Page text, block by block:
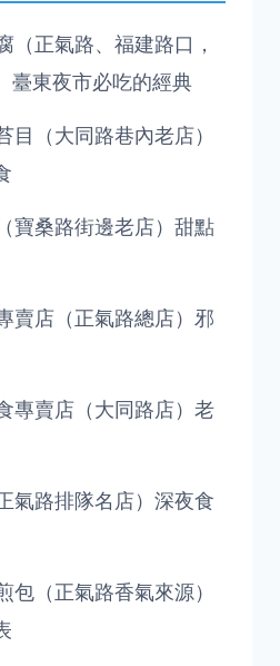
（正氣路、福建路口，
臺東夜市必吃的經典
目（大同路巷內老店）
寶桑路街邊老店）甜點
賣店（正氣路總店）邪
專賣店（大同路店）老
氣路排隊名店）深夜食
包（正氣路香氣來源）